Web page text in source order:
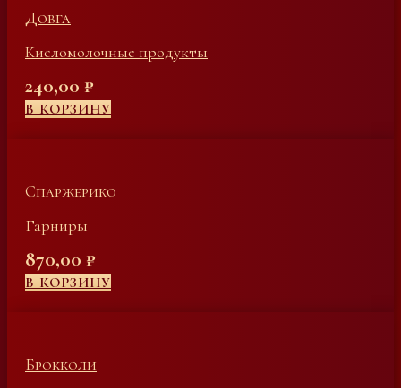
Довга
Кисломолочные продукты
240,00 ₽
В КОРЗИНУ
Спаржерико
Гарниры
870,00 ₽
В КОРЗИНУ
Брокколи